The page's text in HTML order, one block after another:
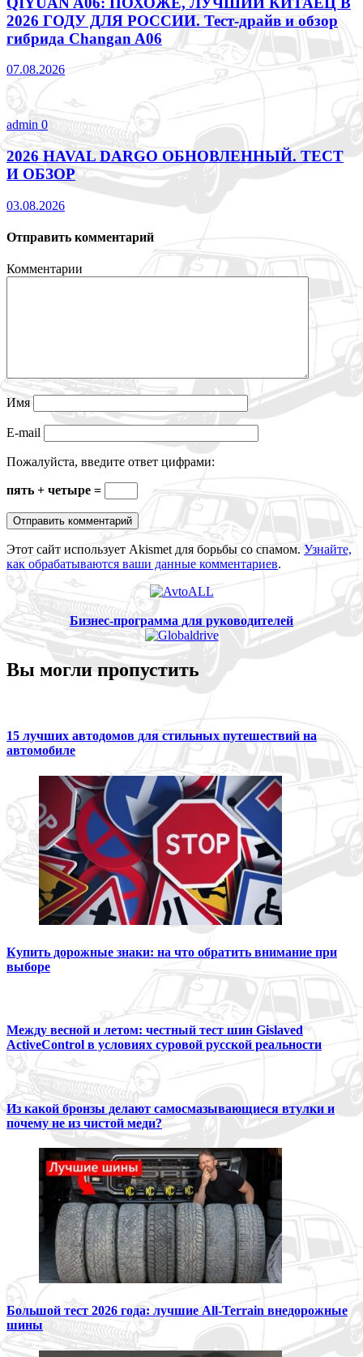
2026 ГОДУ ДЛЯ РОССИИ. Тест-драйв и обзор
гибрида Changan A06
07.08.2026
admin 0
2026 HAVAL DARGO ОБНОВЛЕННЫЙ. ТЕСТ
И ОБЗОР
03.08.2026
Отправить комментарий
Комментарии
Имя
E-mail
Пожалуйста, введите ответ цифрами:
пять + четыре =
Этот сайт использует Akismet для борьбы со спамом. Узнайте,
как обрабатываются ваши данные комментариев.
Бизнес-программа для руководителей
Вы могли пропустить
15 лучших автодомов для стильных путешествий на
автомобиле
Купить дорожные знаки: на что обратить внимание при
выборе
Между весной и летом: честный тест шин Gislaved
ActiveControl в условиях суровой русской реальности
Из какой бронзы делают самосмазывающиеся втулки и
почему не из чистой меди?
Большой тест 2026 года: лучшие All-Terrain внедорожные
шины